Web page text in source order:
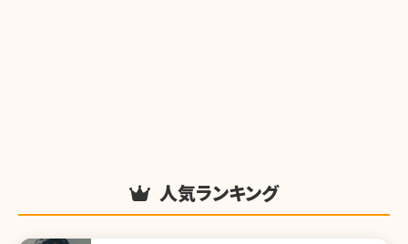
人気ランキング